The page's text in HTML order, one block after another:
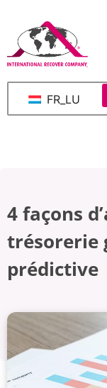
FR_LU
4 façons
trésorerie
prédictive